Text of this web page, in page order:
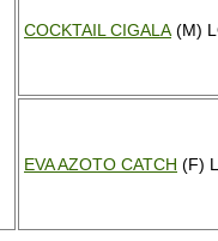
COCKTAIL CIGALA (M)
EVA AZOTO CATCH (F)